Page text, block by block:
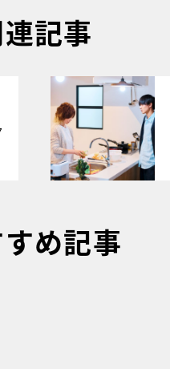
記事
め記事